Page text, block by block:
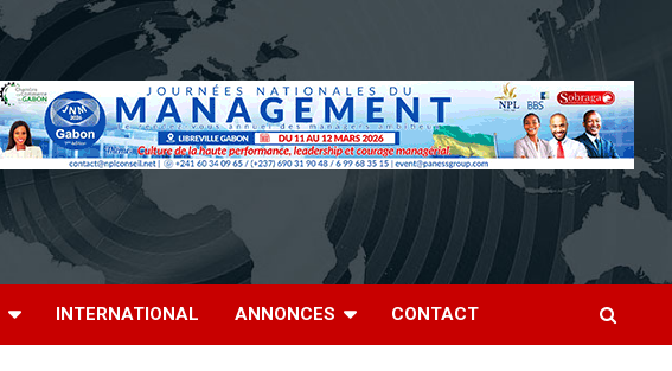
INTERNATIONAL ANNONCES CONTACT